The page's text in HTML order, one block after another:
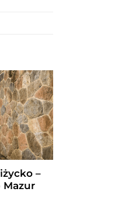
–